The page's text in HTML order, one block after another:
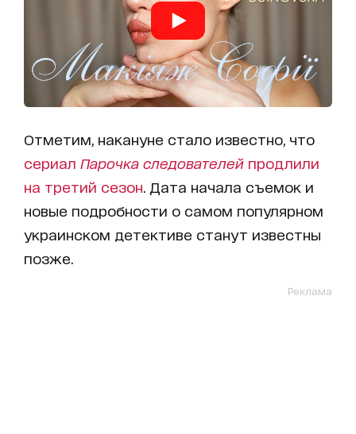
Отметим, накануне стало известно, что
сериал Парочка следователей продлили
на третий сезон . Дата начала съемок и
новые подробности о самом популярном
украинском детективе станут известны
позже.
Реклама